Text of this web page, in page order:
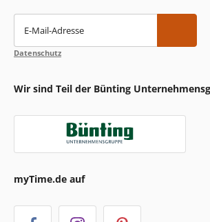
E-Mail-Adresse
Datenschutz
Wir sind Teil der Bünting
myTime.de auf